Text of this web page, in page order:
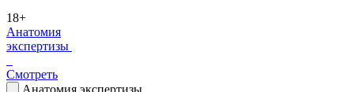
18+
Анатомия
экспертизы
Смотреть
Анатомия экспертизы